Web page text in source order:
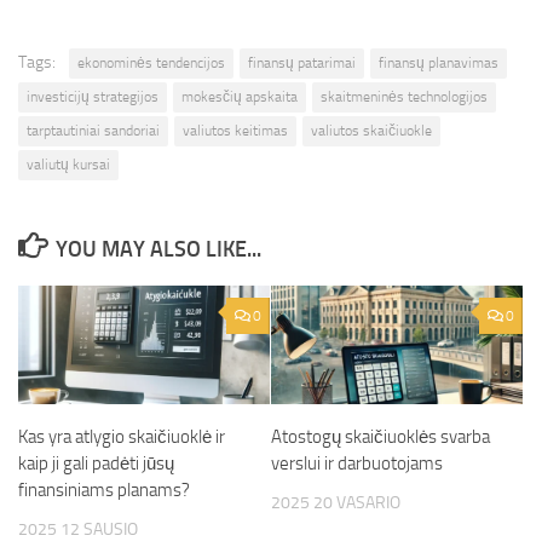
Tags: ekonominės tendencijos finansų patarimai
finansų planavimas
investicijų strategijos
mokesčių apskaita
skaitmeninės technologijos
tarptautiniai sandoriai
valiutos keitimas
valiutos skaičiuokle
valiutų kursai
YOU MAY ALSO LIKE...
0
Kas yra atlygio skaičiuoklė ir
kaip ji gali padėti jūsų
finansiniams planams?
2025 12 SAUSIO
0
Atostogų skaičiuoklės svarba
verslui ir darbuotojams
2025 20 VASARIO